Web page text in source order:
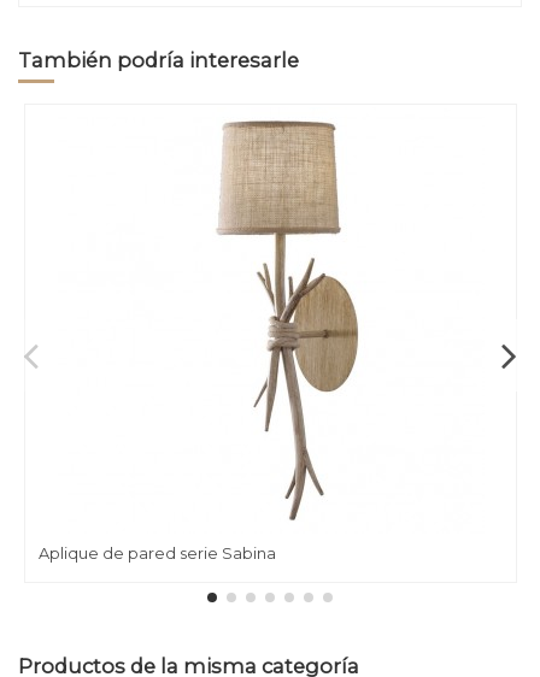
También podría interesarle
Aplique de pared serie Sabina
Productos de la misma categoría